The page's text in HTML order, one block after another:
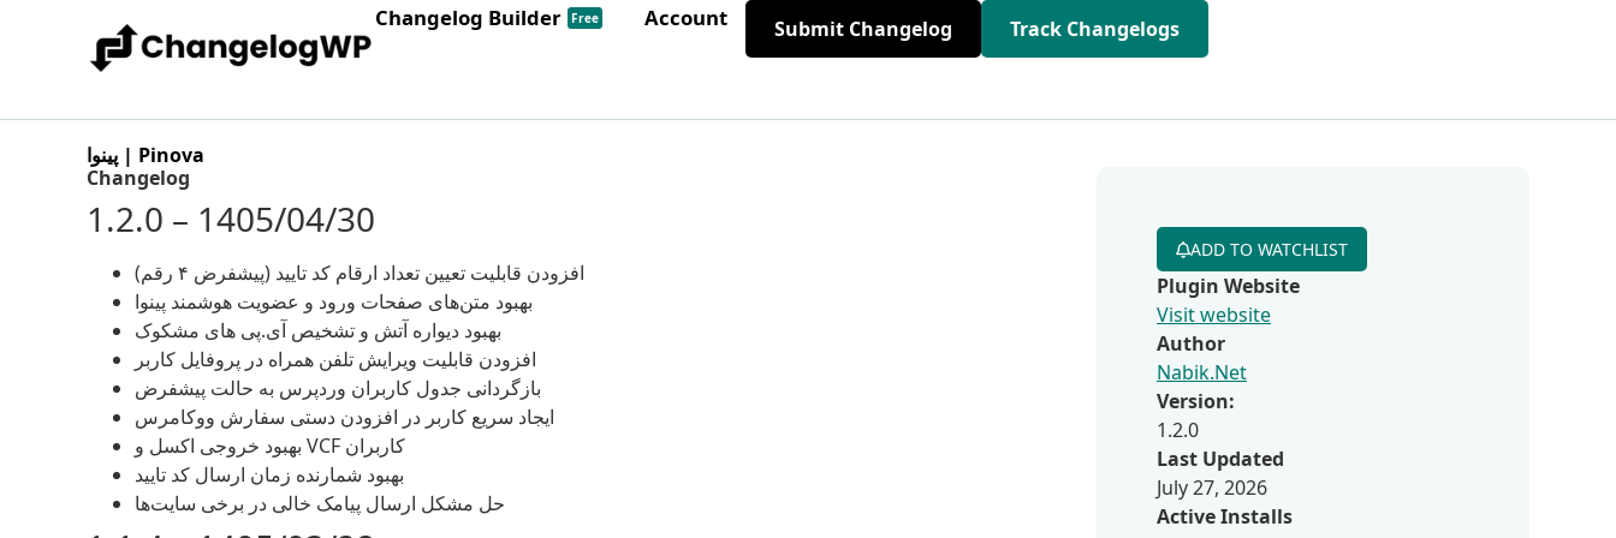
Changelog Builder Free Account Submit Changelog Track Changelogs
پینوا | Pinova
Changelog
1.2.0 – 1405/04/30
افزودن قابلیت تعیین تعداد ارقام کد تایید (پیشفرض ۴ رقم)
بهبود متن‌های صفحات ورود و عضویت هوشمند پینوا
بهبود دیواره آتش و تشخیص آی.پی های مشکوک
افزودن قابلیت ویرایش تلفن همراه در پروفایل کاربر
بازگردانی جدول کاربران وردپرس به حالت پیشفرض
ایجاد سریع کاربر در افزودن دستی سفارش ووکامرس
بهبود خروجی اکسل و VCF کاربران
بهبود شمارنده زمان ارسال کد تایید
حل مشکل ارسال پیامک خالی در برخی سایت‌ها
ADD TO WATCHLIST
Plugin Website
Visit website
Author
Nabik.Net
Version:
1.2.0
Last Updated
July 27, 2026
Active Installs